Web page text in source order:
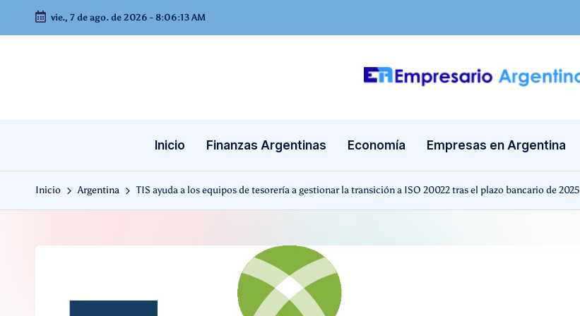
Saltar
vie., 7 de ago. de 2026 - 8:06:14 AM
E
p
re
s
Empresas
Inicio
Finanzas Argentinas Economía Empresas en Argentina
Inicio Argentina TIS ayuda a los equipos de tesorería a gestionar la transición a ISO 20022 tras el plazo bancario de 2025